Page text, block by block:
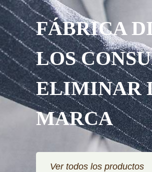
FÁBRICA
LOS
ELIMINAR
MARCA
Ver todos los productos